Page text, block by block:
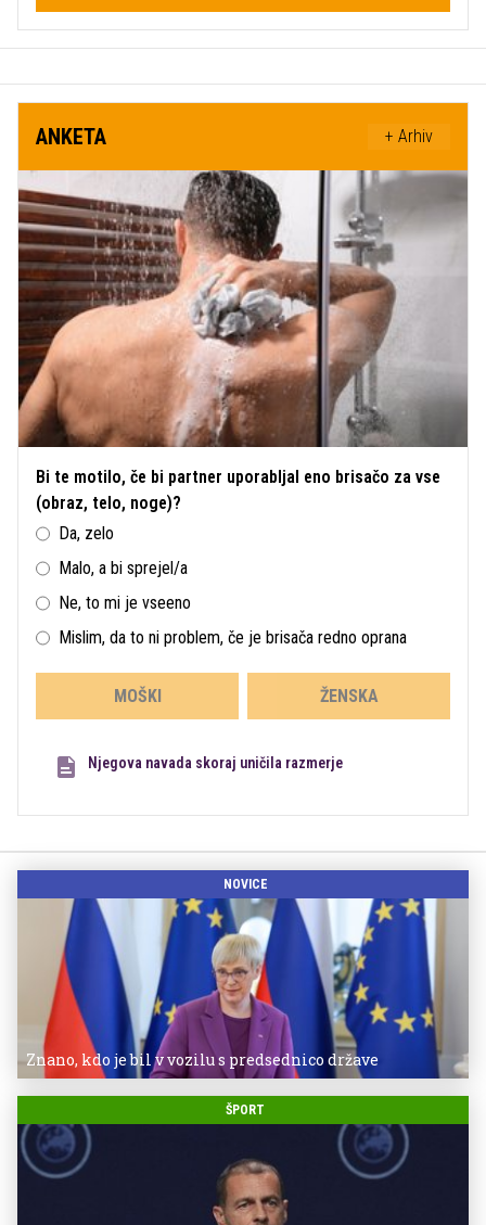
ANKETA + Arhiv
Bi te motilo, če bi partner uporabljal eno brisačo za vse
(obraz, telo, noge)?
Da, zelo
Malo, a bi sprejel/a
Ne, to mi je vseeno
Mislim, da to ni problem, če je brisača redno oprana
MOŠKI ŽENSKA
Njegova navada skoraj uničila razmerje
NOVICE
Znano, kdo je bil v vozilu s predsednico države
ŠPORT